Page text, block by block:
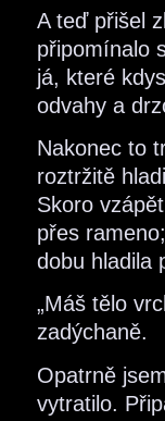
A teď přišel
připomínalo
já, které
odvahy a
Nakonec to
roztržitě
Skoro
přes
dobu hladila
„Máš tělo
zadýchaně.
Opatrně
vytratilo.